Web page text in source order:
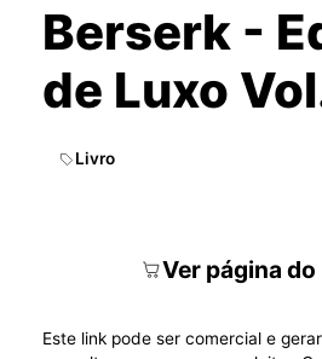
Berserk -
de Luxo
Livro
Ver página
Este link pode ser comercial e